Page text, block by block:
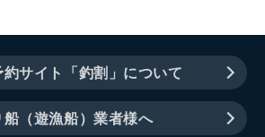
約サイト「釣割」について
船（遊漁船）業者様へ